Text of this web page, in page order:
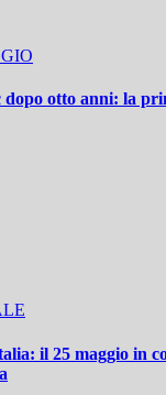
otto anni: la
il 25 maggio in